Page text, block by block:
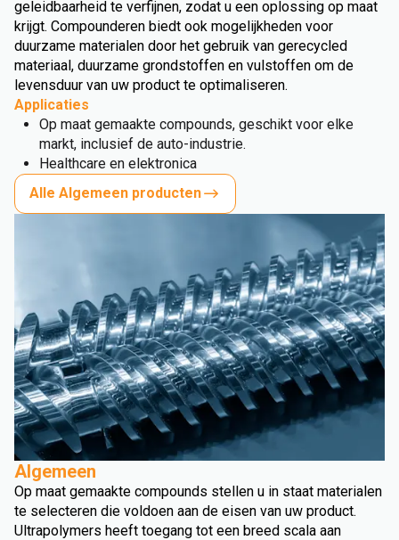
geleidbaarheid te verfijnen, zodat u een oplossing op maat
krijgt. Compounderen biedt ook mogelijkheden voor
duurzame materialen door het gebruik van gerecycled
materiaal, duurzame grondstoffen en vulstoffen om de
levensduur van uw product te optimaliseren.
Applicaties
Op maat gemaakte compounds, geschikt voor elke
markt, inclusief de auto-industrie.
Healthcare en elektronica
Alle Algemeen producten
Algemeen
Op maat gemaakte compounds stellen u in staat materialen
te selecteren die voldoen aan de eisen van uw product.
Ultrapolymers heeft toegang tot een breed scala aan